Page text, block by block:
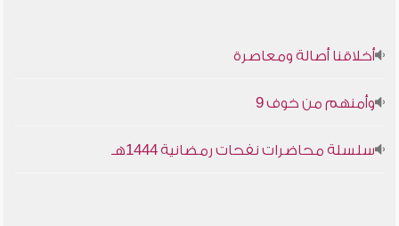
أخلاقنا أصالة ومعاصرة
وأمنهم من خوف 9
سلسلة محاضرات نفحات رمضانية 1444هـ